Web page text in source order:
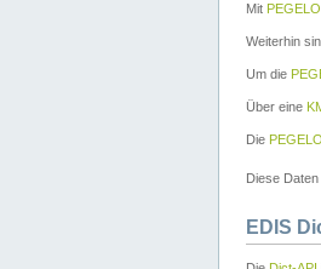
Mit
Weiterhin
Um die
Über eine
Die
Diese
EDIS